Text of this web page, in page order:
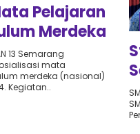
Pelajaran
Merdeka
13
13 Semarang
mata
merdeka (nasional)
Kegiatan..